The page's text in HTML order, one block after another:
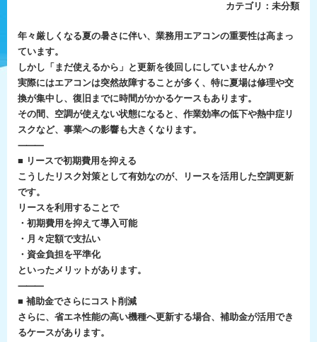
カテゴリ： 未分類
年々厳しくなる夏の暑さに伴い、業務用エアコンの重要性は高まっ
ています。
しかし「まだ使えるから」と更新を後回しにしていませんか？
実際にはエアコンは突然故障することが多く、特に夏場は修理や交
換が集中し、復旧までに時間がかかるケースもあります。
その間、空調が使えない状態になると、作業効率の低下や熱中症リ
スクなど、事業への影響も大きくなります。
⸻
■ リースで初期費用を抑える
こうしたリスク対策として有効なのが、リースを活用した空調更新
です。
リースを利用することで
・初期費用を抑えて導入可能
・月々定額で支払い
・資金負担を平準化
といったメリットがあります。
⸻
■ 補助金でさらにコスト削減
さらに、省エネ性能の高い機種へ更新する場合、補助金が活用でき
るケースがあります。